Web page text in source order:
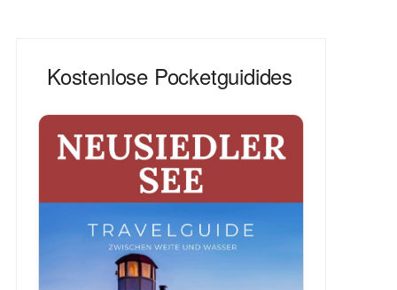
Kostenlose Pocketguidides